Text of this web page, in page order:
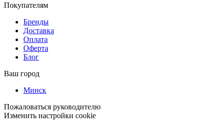
Покупателям
Бренды
Доставка
Оплата
Оферта
Блог
Ваш город
Минск
Пожаловаться руководителю
Изменить настройки cookie